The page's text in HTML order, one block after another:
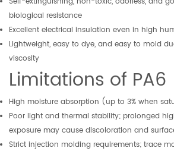
biological resistance
Excellent electrical insulation even in high
Lightweight, easy to dye, and easy to mold
viscosity
Limitations of PA6
High moisture absorption (up to 3% when
Poor light and thermal stability; prolonged
exposure may cause discoloration and
Strict injection molding requirements; trace